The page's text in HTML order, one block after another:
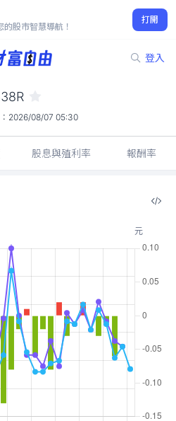
股市智慧導航！
打開
登入
-1.2%
2026/08/07 05:30
股息與殖利率 報酬率